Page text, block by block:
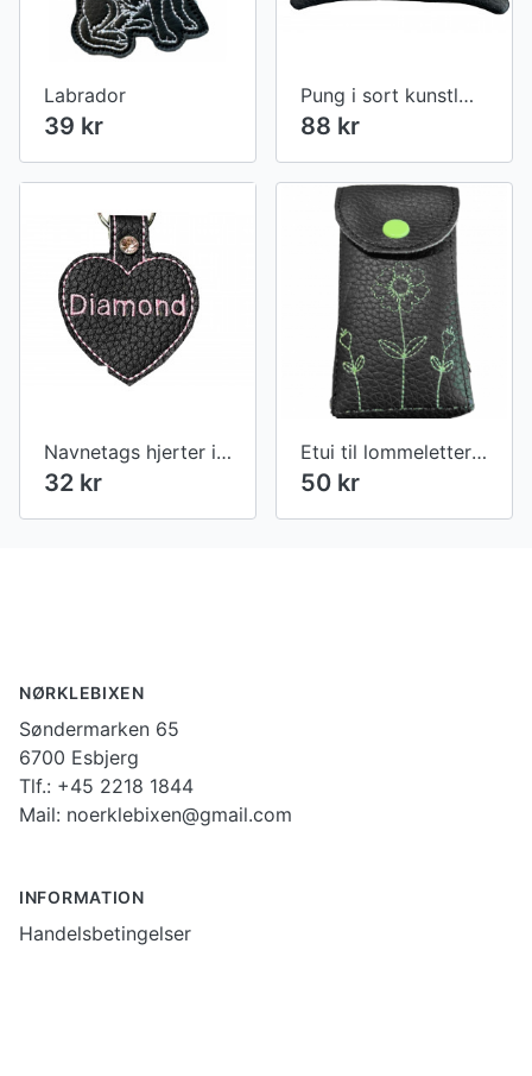
Labrador
39 kr
Pung i sort kunstlæder med tekst
88 kr
Navnetags hjerter i sort kunstlæder
32 kr
Etui til lommeletter med blomst og 1 pakke lommeletter
50 kr
NØRKLEBIXEN
Søndermarken 65
6700 Esbjerg
Tlf.: +45 2218 1844
Mail: noerklebixen@gmail.com
INFORMATION
Handelsbetingelser